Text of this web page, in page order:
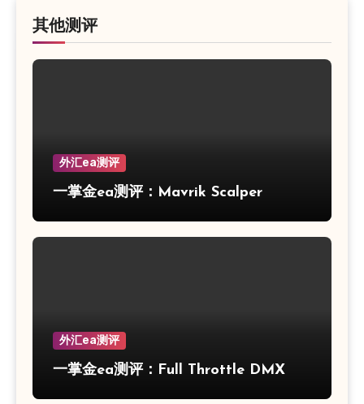
其他测评
外汇ea测评
一掌金ea测评：Mavrik Scalper
外汇ea测评
一掌金ea测评：Full Throttle DMX